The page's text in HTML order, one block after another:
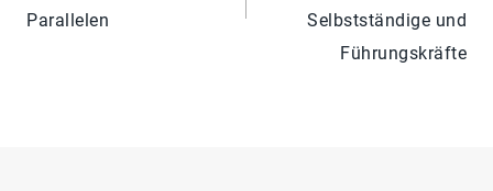
Parallelen
Selbstständige und
Führungskräfte